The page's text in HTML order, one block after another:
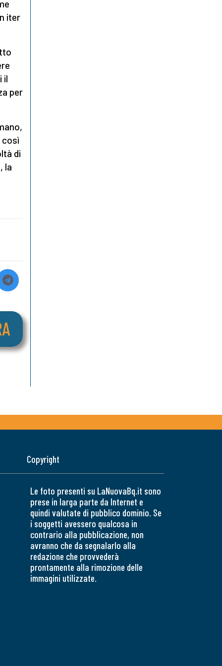
iter
il
per
così
di
la
Copyright
Le foto presenti su LaNuovaBq.it sono
prese in larga parte da Internet e
quindi valutate di pubblico dominio. Se
i soggetti avessero qualcosa in
contrario alla pubblicazione, non
avranno che da segnalarlo alla
redazione che provvederà
prontamente alla rimozione delle
immagini utilizzate.